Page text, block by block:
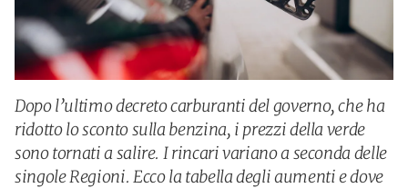
Dopo l’ultimo decreto carburanti del governo, che ha
ridotto lo sconto sulla benzina, i prezzi della verde
sono tornati a salire. I rincari variano a seconda delle
singole Regioni. Ecco la tabella degli aumenti e dove